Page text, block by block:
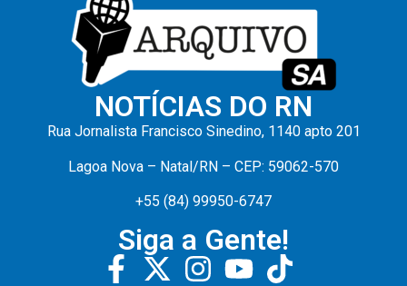
NOTÍCIAS DO RN
Rua Jornalista Francisco Sinedino, 1140 apto 201
Lagoa Nova – Natal/RN – CEP: 59062-570
+55 (84) 99950-6747
Siga a Gente!